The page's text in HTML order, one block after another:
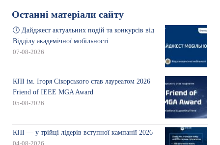
Останні матеріали сайту
🕔 Дайджест актуальних подій та конкурсів від
Відділу академічної мобільності
07-08-2026
КПІ ім. Ігоря Сікорського став лауреатом 2026
Friend of IEEE MGA Award
05-08-2026
КПІ — у трійці лідерів вступної кампанії 2026
04-08-2026